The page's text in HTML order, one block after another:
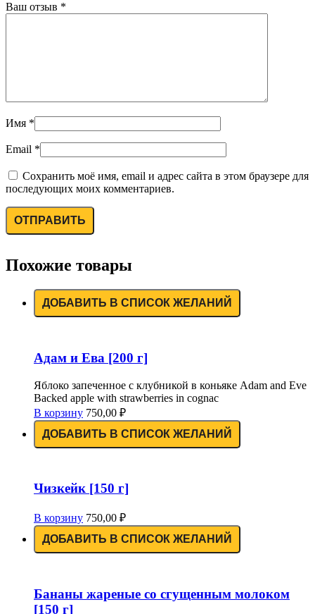
Ваш отзыв *
Имя *
Email *
Сохранить моё имя, email и адрес сайта в этом браузере для
последующих моих комментариев.
Похожие товары
ДОБАВИТЬ В СПИСОК ЖЕЛАНИЙ
Адам и Ева [200 г]
Яблоко запеченное с клубникой в коньяке Adam and Eve
Backed apple with strawberries in cognac
В корзину 750,00 ₽
ДОБАВИТЬ В СПИСОК ЖЕЛАНИЙ
Чизкейк [150 г]
В корзину 750,00 ₽
ДОБАВИТЬ В СПИСОК ЖЕЛАНИЙ
Бананы жареные со сгущенным молоком
[150 г]